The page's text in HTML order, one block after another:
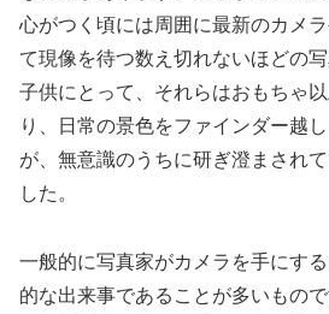
心がつく頃には周囲に最新のカメ
て現像を待つ数え切れないほどの
子供にとって、それらはおもちゃ
り、日常の景色をファインダー越
が、無意識のうちに研ぎ澄まされ
した。
一般的に写真家がカメラを手にす
的な出来事であることが多いもの